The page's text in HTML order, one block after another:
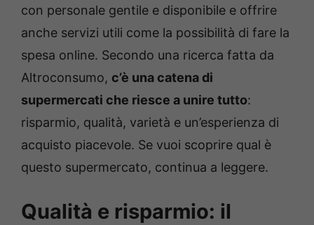
con personale gentile e disponibile e offrire
anche servizi utili come la possibilità di fare la
spesa online. Secondo una ricerca fatta da
Altroconsumo, c’è una catena di
supermercati che riesce a unire tutto:
risparmio, qualità, varietà e un’esperienza di
acquisto piacevole. Se vuoi scoprire qual è
questo supermercato, continua a leggere.
Qualità e risparmio: il